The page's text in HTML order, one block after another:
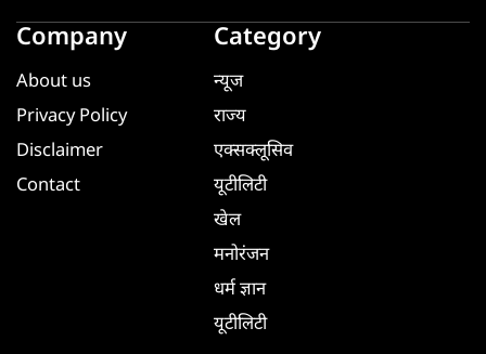
Company
About us
Privacy Policy
Disclaimer
Contact
Category
न्यूज
राज्य
एक्सक्लूसिव
यूटीलिटी
खेल
मनोरंजन
धर्म ज्ञान
यूटीलिटी